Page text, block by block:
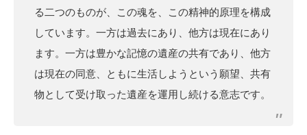
る二つのものが、この魂を、この精神的原理を構成
しています。一方は過去にあり、他方は現在にあり
ます。一方は豊かな記憶の遺産の共有であり、他方
は現在の同意、ともに生活しようという願望、共有
物として受け取った遺産を運用し続ける意志です。